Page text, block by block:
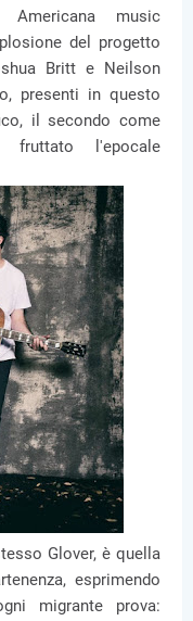
music
del progetto
Britt e Neilson
presenti in questo
il secondo come
fruttato l'epocale
Glover, è quella
esprimendo
migrante prova: